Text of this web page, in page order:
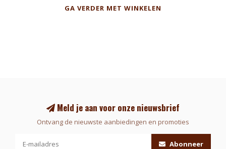
GA VERDER MET WINKELEN
Meld je aan voor onze nieuwsbrief
Ontvang de nieuwste aanbiedingen en promoties
Abonneer